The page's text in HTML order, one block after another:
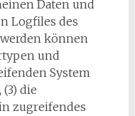
Daten und
Logfiles des
können
und
System
die
zugreifendes